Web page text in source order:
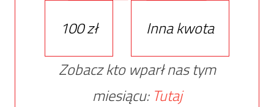
100 zł
Inna kwota
Zobacz kto wparł nas tym
miesiącu: Tutaj